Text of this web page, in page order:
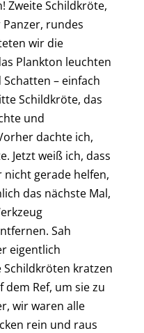
Zweite Schildkröte,
rundes
wir die
Plankton leuchten
– einfach
Schildkröte, das
und
dachte ich,
Jetzt weiß ich, dass
nicht gerade helfen,
das nächste Mal,
Sah
eigentlich
kratzen
Ref, um sie zu
wir waren alle
rein und raus